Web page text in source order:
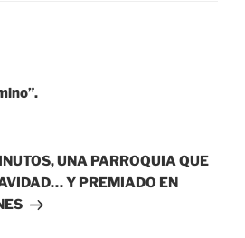
UNA PARROQUIA QUE
Y PREMIADO EN